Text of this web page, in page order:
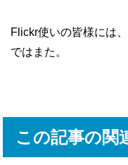
Flickr使いの皆様には
ではまた。
この記事の関